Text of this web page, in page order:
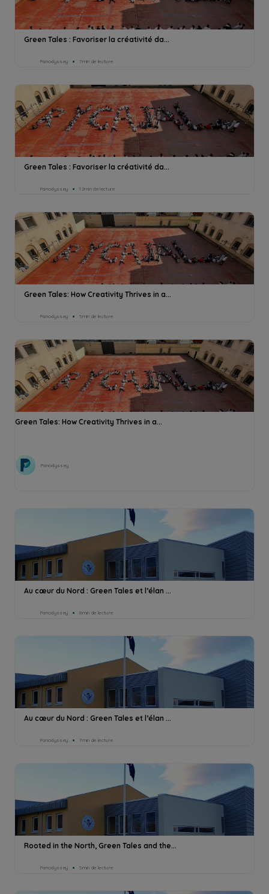
Green Tales : Favoriser la créativité da...
Panodyssey 7min de lecture
Green Tales : Favoriser la créativité da...
Panodyssey 12min de lecture
Green Tales: How Creativity Thrives in a...
Panodyssey 5min de lecture
Green Tales: How Creativity Thrives in a...
Panodyssey
Au cœur du Nord : Green Tales et l’élan ...
Panodyssey 8min de lecture
Au cœur du Nord : Green Tales et l’élan ...
Panodyssey 7min de lecture
Rooted in the North, Green Tales and the...
Panodyssey 5min de lecture